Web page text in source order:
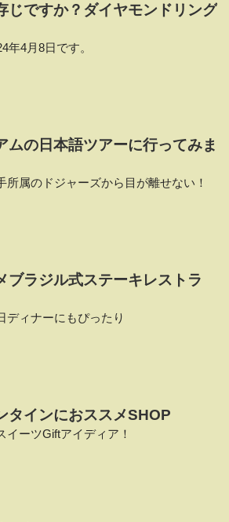
じですか？ダイヤモンドリング
年4月8日です。
ムの日本語ツアーに行ってみま
所属のドジャーズから目が離せない！
ブラジル式ステーキレストラ
ディナーにもぴったり
タインにおススメSHOP
ーツGiftアイディア！